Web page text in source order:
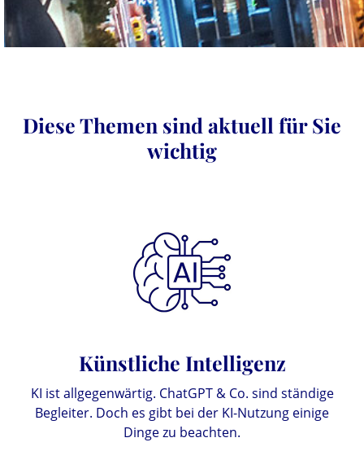
Diese Themen sind aktuell für Sie
wichtig
Künstliche Intelligenz
KI ist allgegenwärtig. ChatGPT & Co. sind ständige
Begleiter. Doch es gibt bei der KI-Nutzung einige
Dinge zu beachten.